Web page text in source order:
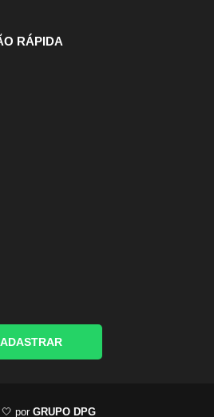
RÁPIDA
por GRUPO DPG